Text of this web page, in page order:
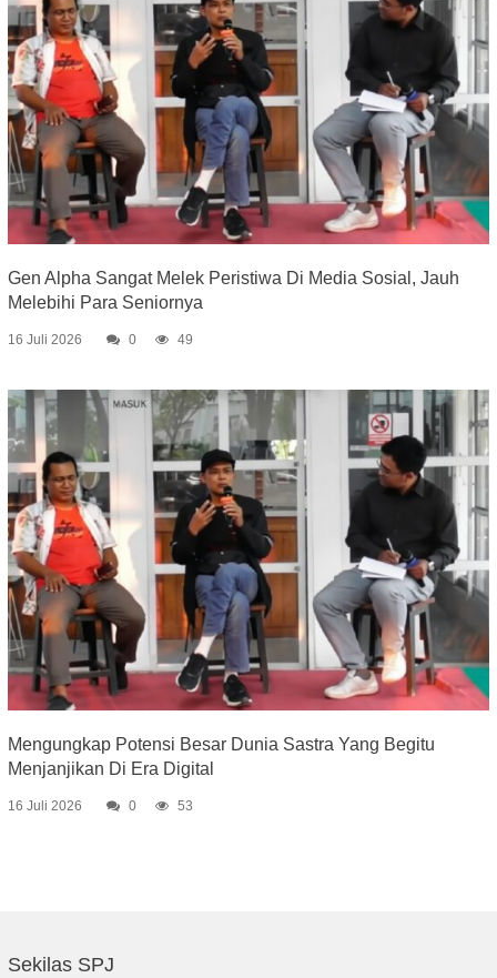
Gen Alpha Sangat Melek Peristiwa Di Media Sosial, Jauh
Melebihi Para Seniornya
16 Juli 2026 0 49
Mengungkap Potensi Besar Dunia Sastra Yang Begitu
Menjanjikan Di Era Digital
16 Juli 2026 0 53
Sekilas SPJ